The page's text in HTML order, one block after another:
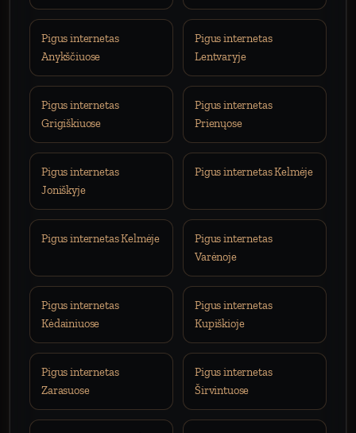
Pigus internetas
Anykščiuose
Pigus internetas
Lentvaryje
Pigus internetas
Grigiškiuose
Pigus internetas
Prienųose
Pigus internetas
Joniškyje
Pigus internetas Kelmėje
Pigus internetas Kelmėje
Pigus internetas
Varėnoje
Pigus internetas
Kėdainiuose
Pigus internetas
Kupiškioje
Pigus internetas
Zarasuose
Pigus internetas
Širvintuose